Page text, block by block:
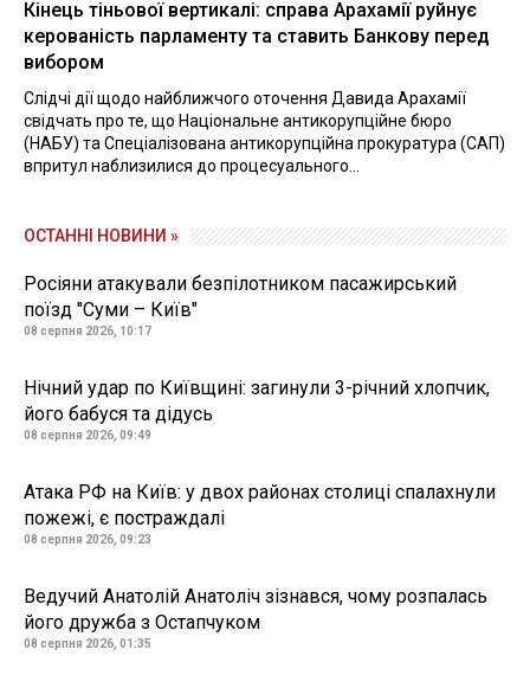
Кінець тіньової вертикалі: справа Арахамії руйнує
керованість парламенту та ставить Банкову перед
вибором
Слідчі дії щодо найближчого оточення Давида Арахамії
свідчать про те, що Національне антикорупційне бюро
(НАБУ) та Спеціалізована антикорупційна прокуратура (САП)
впритул наблизилися до процесуального...
ОСТАННІ НОВИНИ »
Росіяни атакували безпілотником пасажирський
поїзд "Суми – Київ"
08 серпня 2026, 10:17
Нічний удар по Київщині: загинули 3-річний хлопчик,
його бабуся та дідусь
08 серпня 2026, 09:49
Атака РФ на Київ: у двох районах столиці спалахнули
пожежі, є постраждалі
08 серпня 2026, 09:23
Ведучий Анатолій Анатоліч зізнався, чому розпалась
його дружба з Остапчуком
08 серпня 2026, 01:35